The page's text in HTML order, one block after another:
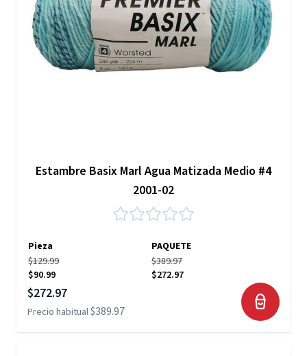
Estambre Basix Marl Agua Matizada Medio #4
2001-02
Pieza
PAQUETE
$129.99
$90.99
$389.97
$272.97
Precio especial
$272.97
Precio habitual$389.97